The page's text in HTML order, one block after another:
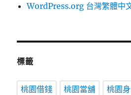
WordPress.org 台灣繁體中
標籤
桃園借錢 桃園當舖 桃園